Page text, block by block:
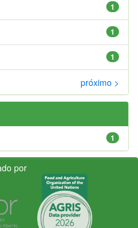
1
1
1
próximo >
1
por